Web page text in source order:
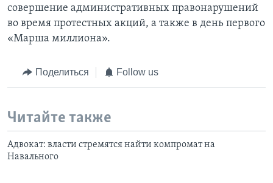
совершение административных правонарушений
во время протестных акций, а также в день первого
«Марша миллиона».
Поделиться Follow us
Читайте также
Адвокат: власти стремятся найти компромат на
Навального